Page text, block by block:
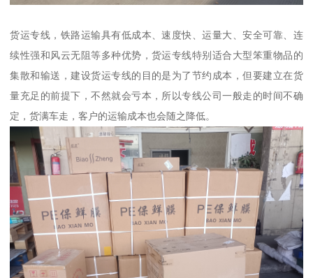
货运专线，铁路运输具有低成本、速度快、运量大、安全可靠、连
续性强和风云无阻等多种优势，货运专线特别适合大型笨重物品的
集散和输送，建设货运专线的目的是为了节约成本，但要建立在货
量充足的前提下，不然就会亏本，所以专线公司一般走的时间不确
定，货满车走，客户的运输成本也会随之降低。